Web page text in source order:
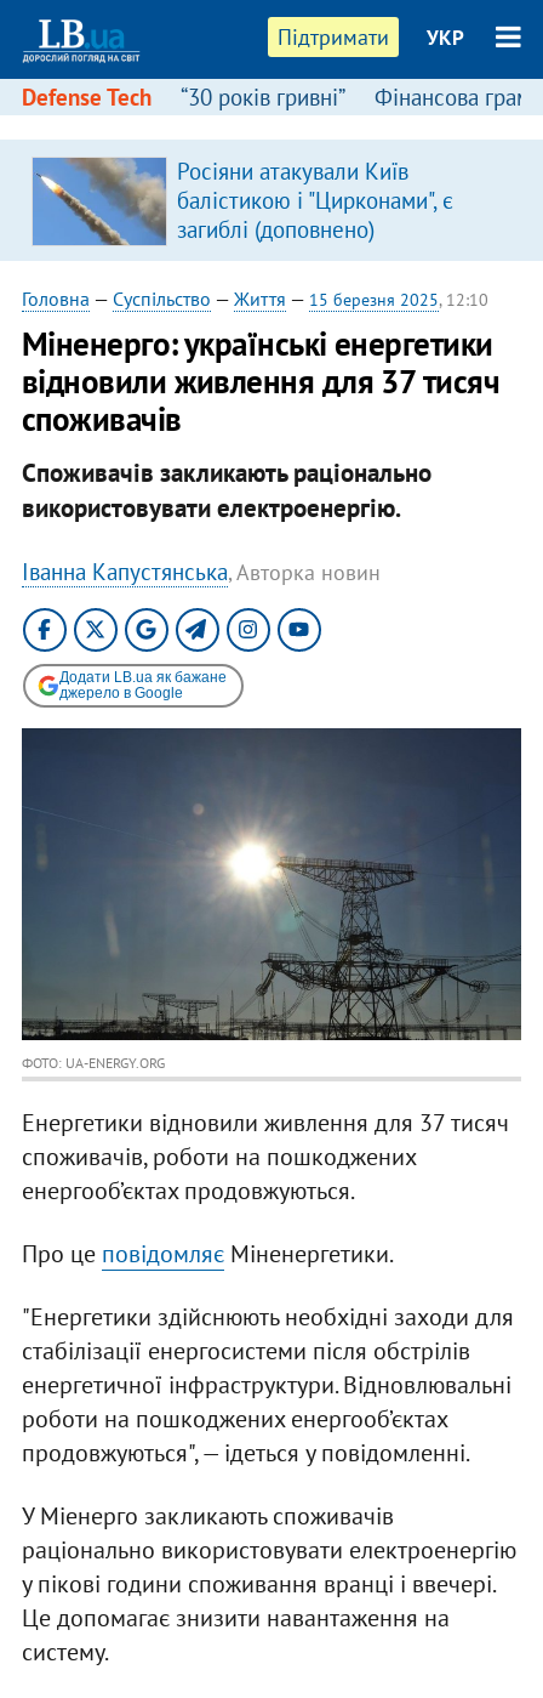
Підтримати УКР
Defense Tech “30 років гривні” Фінансова
Росіяни атакували Київ
балістикою і "Цирконами", є
загиблі (доповнено)
Головна — Суспільство — Життя — 15 березня 2025, 12:10
Міненерго: українські енергетики
відновили живлення для 37 тисяч
споживачів
Споживачів закликають раціонально
використовувати електроенергію.
Іванна Капустянська, Авторка новин
Додати LB.ua як бажане
джерело в Google
ФОТО: UA-ENERGY.ORG
Енергетики відновили живлення для 37 тисяч
споживачів, роботи на пошкоджених
енергооб’єктах продовжуються.
Про це повідомляєМіненергетики.
"Енергетики здійснюють необхідні заходи для
стабілізації енергосистеми після обстрілів
енергетичної інфраструктури. Відновлювальні
роботи на пошкоджених енергооб’єктах
продовжуються", — ідеться у повідомленні.
У Міенерго закликають споживачів
раціонально використовувати електроенергію
у пікові години споживання вранці і ввечері.
Це допомагає знизити навантаження на
систему.